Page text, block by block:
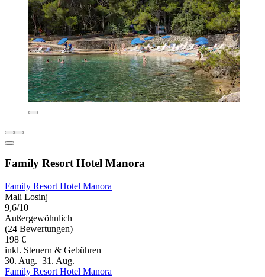
Family Resort Hotel Manora
Family Resort Hotel Manora
Mali Losinj
9,6/10
Außergewöhnlich
(24 Bewertungen)
198 €
inkl. Steuern & Gebühren
30. Aug.–31. Aug.
Family Resort Hotel Manora